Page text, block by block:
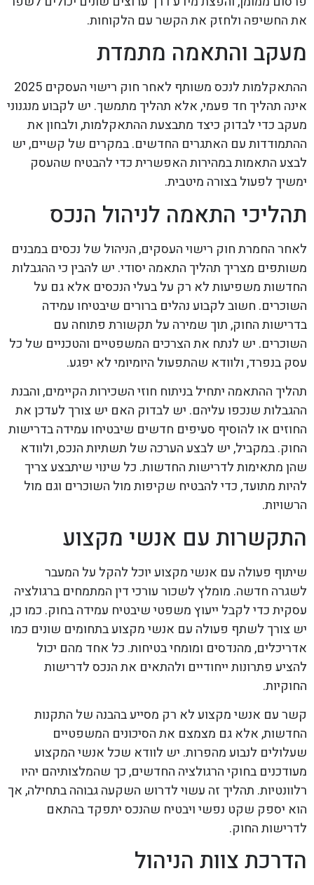
את החשיפה ולחזק את הקשר עם הלקוחות.
מעקב והתאמה מתמדת
ההתאקלמות לנכס משותף לאחר חוק רישוי העסקים 2025
אינה תהליך חד פעמי, אלא תהליך מתמשך. יש לקבוע מנגנוני
מעקב כדי לבדוק כיצד מתבצעת ההתאקלמות, ולבחון את
ההתמודדות עם האתגרים החדשים. במקרים של קשיים, יש
לבצע התאמות במהירות האפשרית כדי להבטיח שהעסק
ימשיך לפעול בצורה מיטבית.
תהליכי התאמה לניהול הנכס
לאחר החמרת חוק רישוי העסקים, הניהול של נכסים במבנים
משותפים מצריך תהליך התאמה יסודי. יש להבין כי ההגבלות
החדשות משפיעות לא רק על בעלי הנכסים אלא גם על
השוכרים. חשוב לקבוע נהלים ברורים שיבטיחו עמידה
בדרישות החוק, תוך שמירה על תקשורת פתוחה עם
השוכרים. יש לנתח את הצרכים המשפטיים והטכניים של כל
עסק בנפרד, ולוודא שהתפעול היומיומי לא יפגע.
תהליך ההתאמה יתחיל בניתוח חוזי השכירות הקיימים, והבנת
ההגבלות שנכפו עליהם. יש לבדוק האם יש צורך לעדכן את
החוזים או להוסיף סעיפים חדשים שיבטיחו עמידה בדרישות
החוק. במקביל, יש לבצע הערכה של תשתיות הנכס, ולוודא
שהן מתאימות לדרישות החדשות. כל שינוי שיתבצע צריך
להיות מתועד, כדי להבטיח שקיפות מול השוכרים וגם מול
הרשויות.
התקשרות עם אנשי מקצוע
שיתוף פעולה עם אנשי מקצוע יוכל להקל על המעבר
לשגרה חדשה. מומלץ לשכור עורכי דין המתמחים ברגולציה
עסקית כדי לקבל ייעוץ משפטי שיבטיח עמידה בחוק. כמו כן,
יש צורך לשתף פעולה עם אנשי מקצוע בתחומים שונים כמו
אדריכלים, מהנדסים ומומחי בטיחות. כל אחד מהם יכול
להציע פתרונות ייחודיים ולהתאים את הנכס לדרישות
החוקיות.
קשר עם אנשי מקצוע לא רק מסייע בהבנה של התקנות
החדשות, אלא גם מצמצם את הסיכונים המשפטיים
שעלולים לנבוע מהפרות. יש לוודא שכל אנשי המקצוע
מעודכנים בחוקי הרגולציה החדשים, כך שהמלצותיהם יהיו
רלוונטיות. תהליך זה עשוי לדרוש השקעה גבוהה בתחילה, אך
הוא יספק שקט נפשי ויבטיח שהנכס יתפקד בהתאם
לדרישות החוק.
הדרכת צוות הניהול